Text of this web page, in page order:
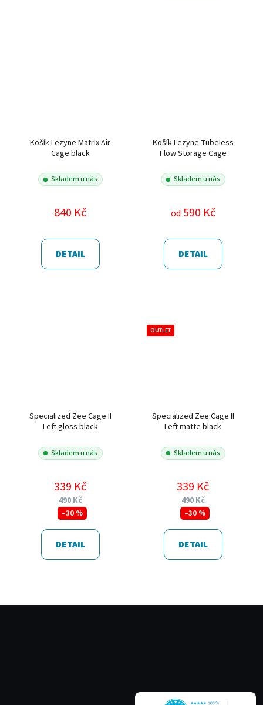
Košík Lezyne Matrix Air
Cage black
Skladem u nás
840 Kč
DETAIL
Košík Lezyne Tubeless
Flow Storage Cage
Skladem u nás
od 590 Kč
DETAIL
Specialized Zee Cage II
Left gloss black
Skladem u nás
339 Kč
490 Kč
–30 %
DETAIL
OUTLET
Specialized Zee Cage II
Left matte black
Skladem u nás
339 Kč
490 Kč
–30 %
DETAIL